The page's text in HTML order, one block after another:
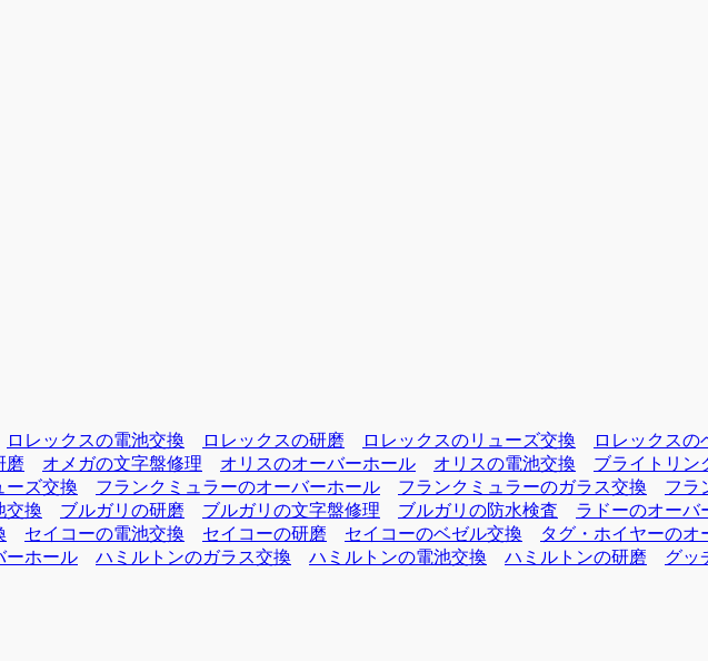
ロレックスの電池交換 ロレックスの研磨 ロレックスのリューズ交換 ロレックスの
磨 オメガの文字盤修理 オリスのオーバーホール オリスの電池交換 ブライトリン
ーズ交換 フランクミュラーのオーバーホール フランクミュラーのガラス交換 フラ
交換 ブルガリの研磨 ブルガリの文字盤修理 ブルガリの防水検査 ラドーのオーバ
セイコーの電池交換 セイコーの研磨 セイコーのベゼル交換 タグ・ホイヤーのオ
ーホール ハミルトンのガラス交換 ハミルトンの電池交換 ハミルトンの研磨 グッ